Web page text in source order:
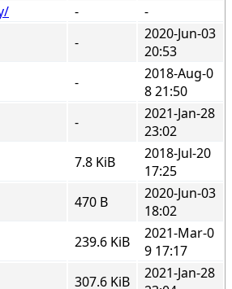
-
-
-
2020-Jun-03
20:53
-
2018-Aug-0
8 21:50
-
2021-Jan-28
23:02
7.8 KiB
2018-Jul-20
17:25
470 B
2020-Jun-03
18:02
239.6 KiB
2021-Mar-0
9 17:17
307.6 KiB
2021-Jan-28